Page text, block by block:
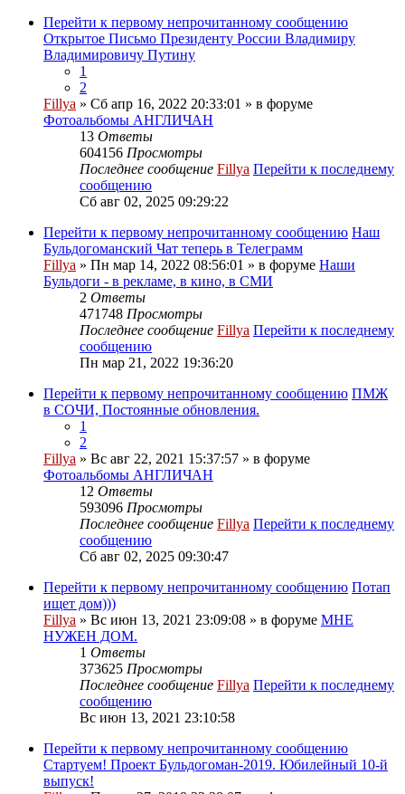
Перейти к первому непрочитанному сообщению
Открытое Письмо Президенту России Владимиру
Владимировичу Путину
1
2
Fillya » Сб апр 16, 2022 20:33:01 » в форуме
Фотоальбомы АНГЛИЧАН
13 Ответы
604156 Просмотры
Последнее сообщение Fillya Перейти к последнему
сообщению
Сб авг 02, 2025 09:29:22
Перейти к первому непрочитанному сообщению Наш
Бульдогоманский Чат теперь в Телеграмм
Fillya » Пн мар 14, 2022 08:56:01 » в форуме Наши
Бульдоги - в рекламе, в кино, в СМИ
2 Ответы
471748 Просмотры
Последнее сообщение Fillya Перейти к последнему
сообщению
Пн мар 21, 2022 19:36:20
Перейти к первому непрочитанному сообщению ПМЖ
в СОЧИ, Постоянные обновления.
1
2
Fillya » Вс авг 22, 2021 15:37:57 » в форуме
Фотоальбомы АНГЛИЧАН
12 Ответы
593096 Просмотры
Последнее сообщение Fillya Перейти к последнему
сообщению
Сб авг 02, 2025 09:30:47
Перейти к первому непрочитанному сообщению Потап
ищет дом)))
Fillya » Вс июн 13, 2021 23:09:08 » в форуме МНЕ
НУЖЕН ДОМ.
1 Ответы
373625 Просмотры
Последнее сообщение Fillya Перейти к последнему
сообщению
Вс июн 13, 2021 23:10:58
Перейти к первому непрочитанному сообщению
Стартуем! Проект Бульдогоман-2019. Юбилейный 10-й
выпуск!